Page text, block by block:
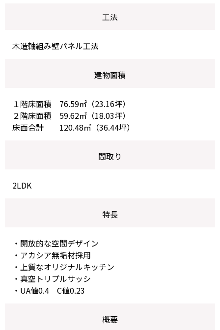
工法
木造軸組み壁パネル工法
建物面積
１階床面積 76.59㎡（23.16坪）
２階床面積 59.62㎡（18.03坪）
床面合計 120.48㎡（36.44坪）
間取り
2LDK
特長
・開放的な空間デザイン
・アカシア無垢材採用
・上質なオリジナルキッチン
・真空トリプルサッシ
・UA値0.4 C値0.23
概要